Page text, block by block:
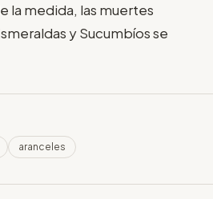
la medida, las muertes
y Sucumbíos se
aranceles